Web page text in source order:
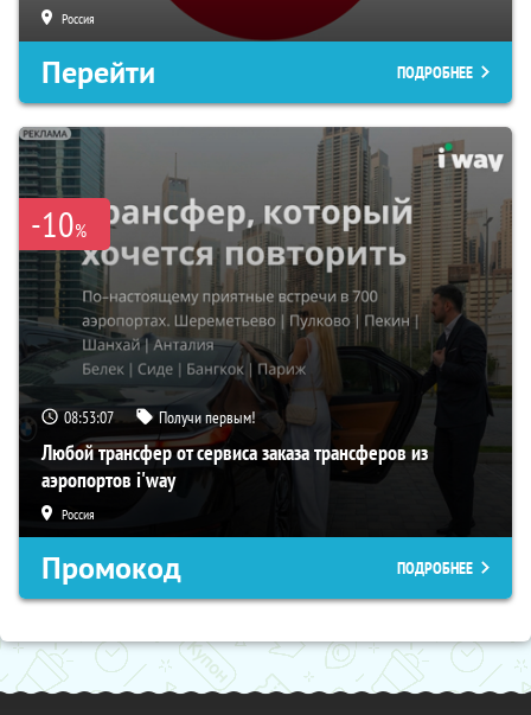
Россия
Перейти ПОДРОБНЕЕ
-10%
08:53:06 Получи первым!
Любой трансфер от сервиса заказа трансферов из
аэропортов i'way
Россия
Промокод ПОДРОБНЕЕ